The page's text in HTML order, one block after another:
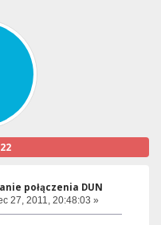
połączenia DUN
27, 2011, 20:48:03 »